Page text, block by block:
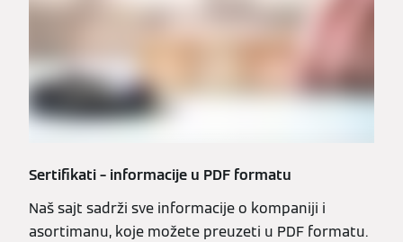
Sertifikati – informacije u PDF formatu
Naš sajt sadrži sve informacije o kompaniji i
asortimanu, koje možete preuzeti u PDF formatu.